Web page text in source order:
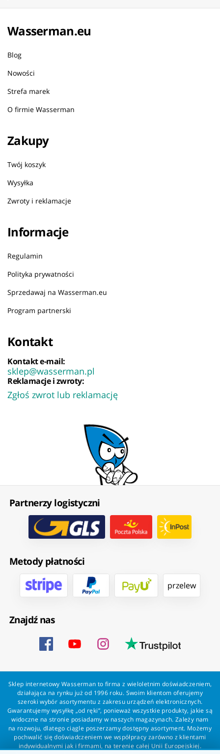
Wasserman.eu
Blog
Nowości
Strefa marek
O firmie Wasserman
Zakupy
Twój koszyk
Wysyłka
Zwroty i reklamacje
Informacje
Regulamin
Polityka prywatności
Sprzedawaj na Wasserman.eu
Program partnerski
Kontakt
Kontakt e-mail:
sklep@wasserman.pl
Reklamacje i zwroty:
Zgłoś zwrot lub reklamację
Partnerzy logistyczni
Metody płatności
przelew
Znajdź nas
Sklep internetowy Wasserman to firma z wieloletnim doświadczeniem,
działająca na rynku już od 1996 roku. Swoim klientom oferujemy
szeroki wybór asortymentu z zakresu urządzeń elektronicznych.
Gwarantujemy wysyłkę „od ręki”, ponieważ wszystkie produkty, jakie są
widoczne na stronie posiadamy w naszych magazynach. Zależy nam
na rozwoju, dlatego ciągle poszerzamy dostępny asortyment. Możemy
pochwalić się doświadczeniem we współpracy zarówno z klientami
indywidualnymi jak i firmami, na terenie całej Unii Europejskiej.